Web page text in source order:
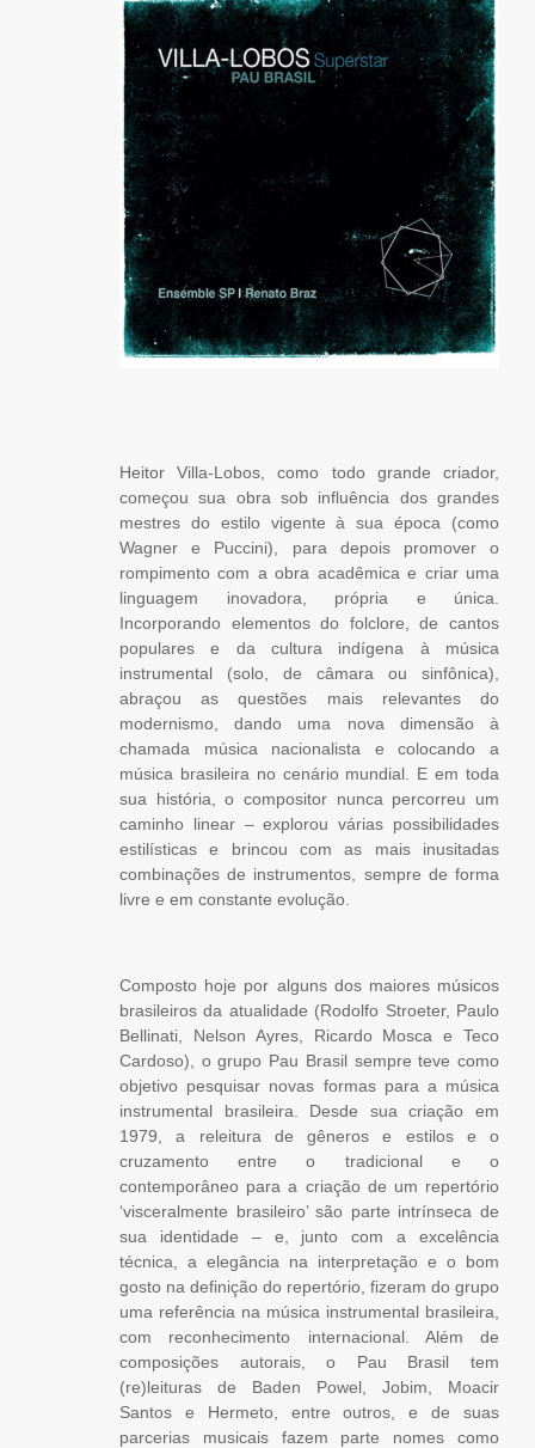
Heitor Villa-Lobos, como todo grande criador,
começou sua obra sob influência dos grandes
mestres do estilo vigente à sua época (como
Wagner e Puccini), para depois promover o
rompimento com a obra acadêmica e criar uma
linguagem inovadora, própria e única.
Incorporando elementos do folclore, de cantos
populares e da cultura indígena à música
instrumental (solo, de câmara ou sinfônica),
abraçou as questões mais relevantes do
modernismo, dando uma nova dimensão à
chamada música nacionalista e colocando a
música brasileira no cenário mundial. E em toda
sua história, o compositor nunca percorreu um
caminho linear – explorou várias possibilidades
estilísticas e brincou com as mais inusitadas
combinações de instrumentos, sempre de forma
livre e em constante evolução.
Composto hoje por alguns dos maiores músicos
brasileiros da atualidade (Rodolfo Stroeter, Paulo
Bellinati, Nelson Ayres, Ricardo Mosca e Teco
Cardoso), o grupo Pau Brasil sempre teve como
objetivo pesquisar novas formas para a música
instrumental brasileira. Desde sua criação em
1979, a releitura de gêneros e estilos e o
cruzamento entre o tradicional e o
contemporâneo para a criação de um repertório
‘visceralmente brasileiro’ são parte intrínseca de
sua identidade – e, junto com a excelência
técnica, a elegância na interpretação e o bom
gosto na definição do repertório, fizeram do grupo
uma referência na música instrumental brasileira,
com reconhecimento internacional. Além de
composições autorais, o Pau Brasil tem
(re)leituras de Baden Powel, Jobim, Moacir
Santos e Hermeto, entre outros, e de suas
parcerias musicais fazem parte nomes como